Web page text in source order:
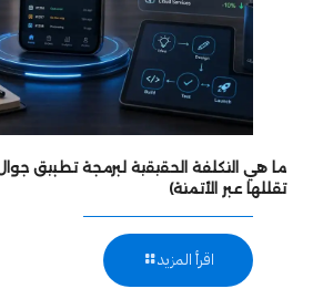
ما هي التكلفة الحقيقية لبرمجة تطبيق
تقللها عبر الأتمتة)
اقرأ المزيد